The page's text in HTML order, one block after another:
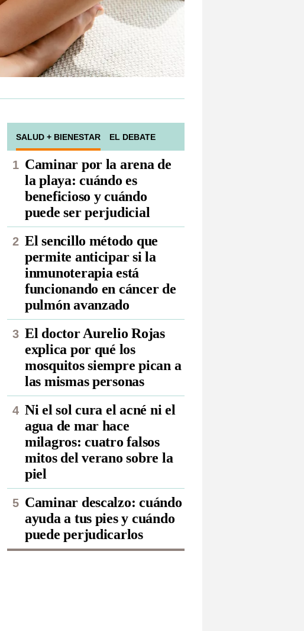
SALUD + BIENESTAR EL DEBATE
Caminar por la arena de
la playa: cuándo es
beneficioso y cuándo
puede ser perjudicial
El sencillo método que
permite anticipar si la
inmunoterapia está
funcionando en cáncer de
pulmón avanzado
El doctor Aurelio Rojas
explica por qué los
mosquitos siempre pican a
las mismas personas
Ni el sol cura el acné ni el
agua de mar hace
milagros: cuatro falsos
mitos del verano sobre la
piel
Caminar descalzo: cuándo
ayuda a tus pies y cuándo
puede perjudicarlos